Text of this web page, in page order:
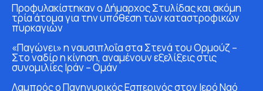
Προφυλακίστηκαν ο Δήμαρχος Στυλίδας και ακόμη
τρία άτομα για την υπόθεση των καταστροφικών
πυρκαγιών
«Παγώνει» η ναυσιπλοΐα στα Στενά του Ορμούζ –
Στο ναδίρ η κίνηση, αναμένουν εξελίξεις στις
συνομιλίες Ιράν – Ομάν
Λαμπρός ο Πανηγυρικός Εσπερινός στον Ιερό Ναό